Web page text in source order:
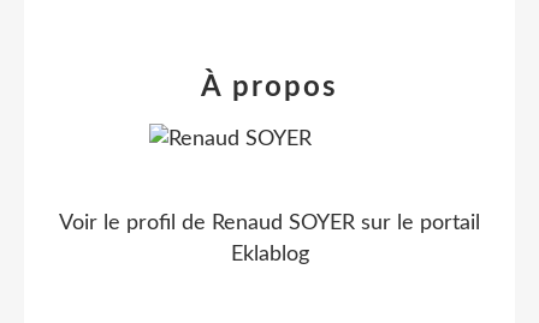
À propos
Voir le profil de Renaud SOYER sur le portail
Eklablog